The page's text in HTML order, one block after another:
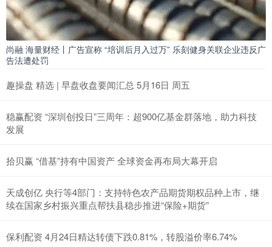
尚融 海量财经丨广告宣称 “培训后月入过万” 乐刻健身关联企业违反广
告法遭处罚
趣操盘 精选 | 早盘收盘要闻汇总 5月16日 周五
稳赢配资 “深圳创投日”三周年：超900亿基金群落地，助力科技
发展
拾贝赢 “借基”持有中国资产 全球资金再布局大幕开启
天成创亿 央行等4部门：支持特色农产品期货期权品种上市，继
续在国家乡村振兴重点帮扶县稳步推进“保险+期货”
保利配资 4月24日精达转债下跌0.81%，转股溢价率6.74%